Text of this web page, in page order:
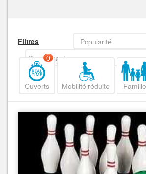
Filtres
Popularité
Decroissant
Ouverts
0
Mobilité réduite Famille